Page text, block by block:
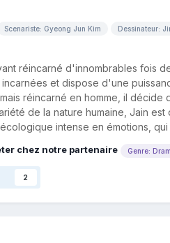
Scenariste: Gyeong Jun Kim Dessinateur:
réincarné d'innombrables fois
et dispose d'une
réincarné en homme, il
de la nature humaine, Jain
intense en émotions,
chez notre partenaire Genre:
2